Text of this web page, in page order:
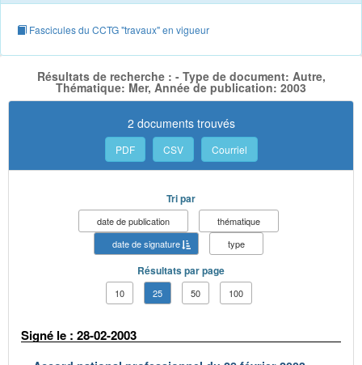
Fascicules du CCTG "travaux" en vigueur
Résultats de recherche : - Type de document: Autre,
Thématique: Mer, Année de publication: 2003
2 documents trouvés
PDF CSV Courriel
Tri par
date de publication
thématique
date de signature
type
Résultats par page
10 25 50 100
Signé le : 28-02-2003